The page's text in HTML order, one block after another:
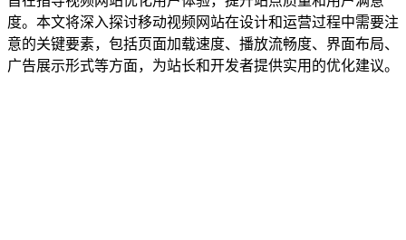
度。本文将深入探讨移动视频网站在设计和运营过程中需要注
意的关键要素，包括页面加载速度、播放流畅度、界面布局、
广告展示形式等方面，为站长和开发者提供实用的优化建议。